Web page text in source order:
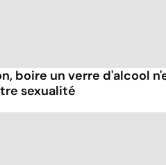
boire un verre d'alcool
sexualité